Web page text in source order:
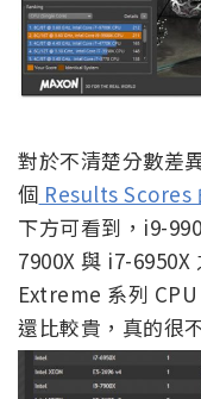
對於不清楚分數差
個 Results Scores
下方可看到，i9-
7900X 與 i7-
Extreme 系列
還比較貴，真的很